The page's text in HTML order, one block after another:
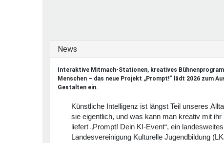
Ausblenden
News
Interaktive Mitmach-Stationen, kreatives
Menschen – das neue Projekt „Prompt!“ lädt 2026 zum
Gestalten ein.
Künstliche Intelligenz ist längst Teil unseres
sie eigentlich, und was kann man kreativ mit
liefert „Prompt! Dein KI-Event“, ein
Landesvereinigung Kulturelle Jugendbildung